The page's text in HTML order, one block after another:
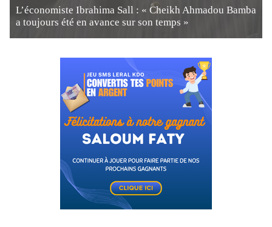
L’économiste Ibrahima Sall : « Cheikh Ahmadou Bamba
a toujours été en avance sur son temps »